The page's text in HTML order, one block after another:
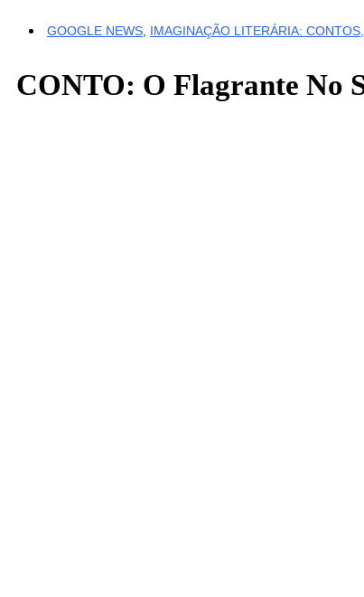
GOOGLE NEWS, IMAGINAÇÃO LITERÁRIA:
CONTO: O Flagrante No